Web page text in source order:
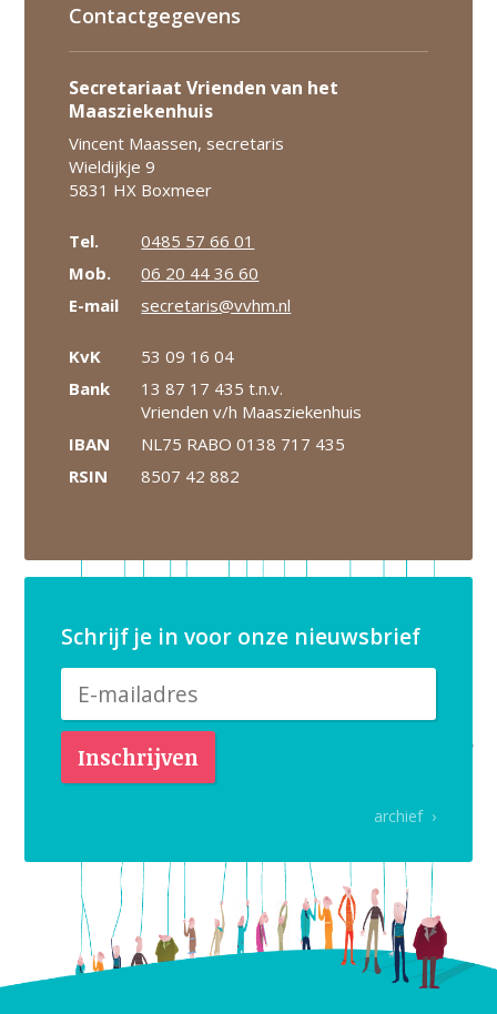
Contactgegevens
Secretariaat Vrienden van het
Maasziekenhuis
Vincent Maassen, secretaris
Wieldijkje 9
5831 HX Boxmeer
Tel.
0485 57 66 01
Mob.
06 20 44 36 60
E-mail
secretaris@vvhm.nl
KvK
53 09 16 04
Bank
13 87 17 435 t.n.v.
Vrienden v/h Maasziekenhuis
IBAN
NL75 RABO 0138 717 435
RSIN
8507 42 882
Schrijf je in voor onze nieuwsbrief
archief ›